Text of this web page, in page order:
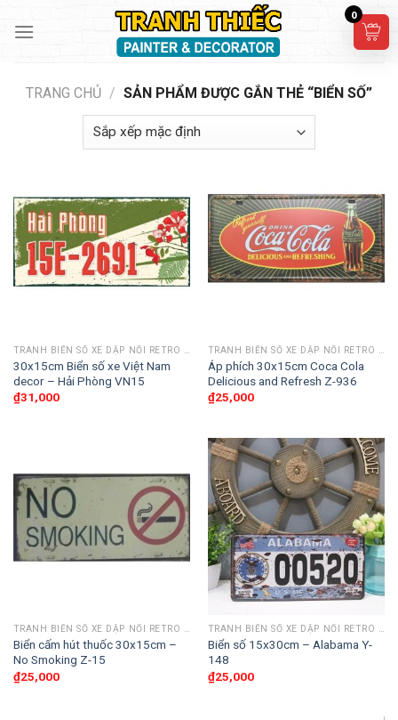
TRANG CHỦ / SẢN PHẨM ĐƯỢC GẮN THẺ “BIỂN SỐ”
30x15cm Biển số xe Việt Nam
decor – Hải Phòng VN15
₫31,000
Áp phích 30x15cm Coca Cola
Delicious and Refresh Z-936
₫25,000
TRANH BIỂN SỐ XE DẬP NỔI RETRO 30X15CM
Biển cấm hút thuốc 30x15cm –
No Smoking Z-15
₫25,000
TRANH BIỂN SỐ XE DẬP NỔI RETRO 30X15CM
Biển số 15x30cm – Alabama Y-
148
₫25,000
0